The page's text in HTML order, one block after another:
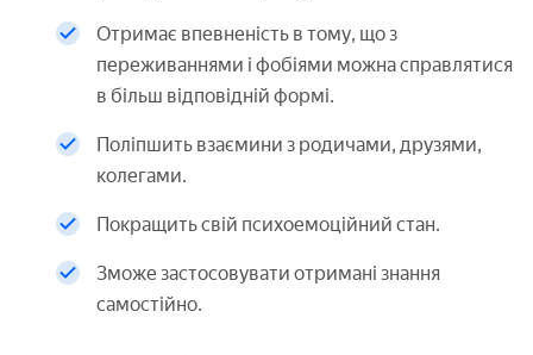
Отримає впевненість в тому, що з
переживаннями і фобіями можна справлятися
в більш відповідній формі.
Поліпшить взаємини з родичами, друзями,
колегами.
Покращить свій психоемоційний стан.
Зможе застосовувати отримані знання
самостійно.